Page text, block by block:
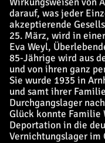
darauf, was jeder
akzeptierende
25. März, wird in
Eva Weyl,
85-Jährige wird aus
und von ihren ganz
Sie wurde 1935 in
und samt ihrer
Durchgangslager
Glück konnte Familie
Deportation in die
Vernichtungslager im